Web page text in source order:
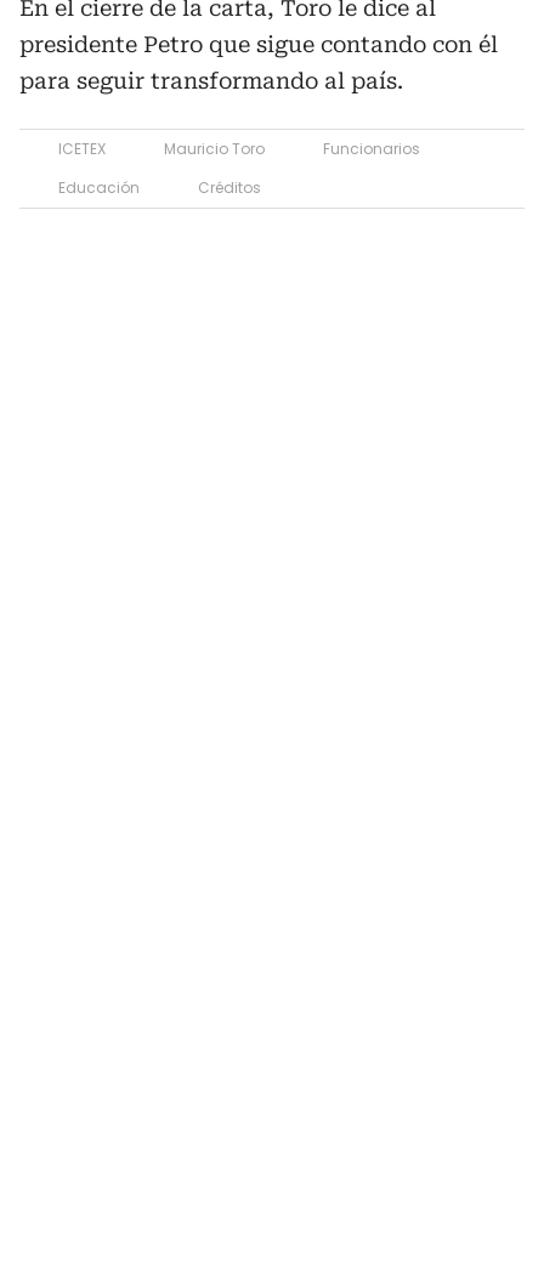
En el cierre de la carta, Toro le dice al
presidente Petro que sigue contando con él
para seguir transformando al país.
ICETEX Mauricio Toro
Funcionarios
Educación
Créditos